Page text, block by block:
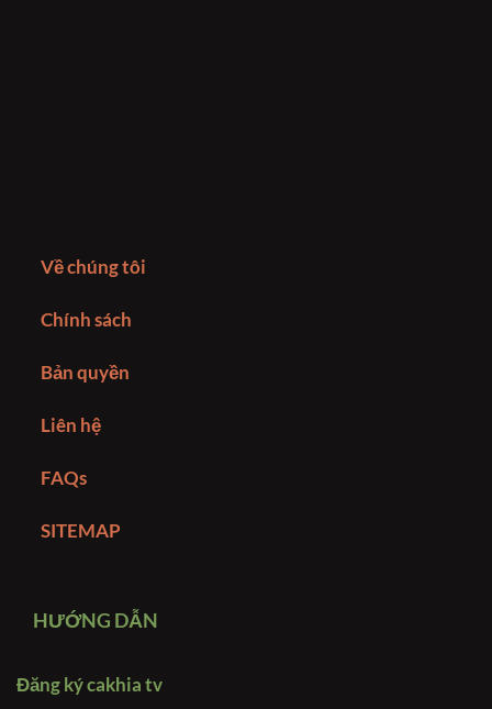
Về chúng tôi
Chính sách
Bản quyền
Liên hệ
FAQs
SITEMAP
HƯỚNG DẪN
Đăng ký cakhia tv